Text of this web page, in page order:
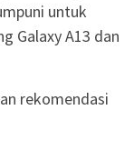
untuk
Galaxy A13 dan
rekomendasi